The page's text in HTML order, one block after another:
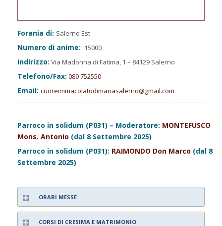
Forania di: Salerno Est
Numero di anime: 15000
Indirizzo: Via Madonna di Fatima, 1 – 84129 Salerno
Telefono/Fax: 089 752550
Email: cuoreimmacolatodimariasalerno@gmail.com
Parroco in solidum (P031) – Moderatore: MONTEFUSCO
Mons. Antonio (dal 8 Settembre 2025)
Parroco in solidum (P031): RAIMONDO Don Marco (dal 8
Settembre 2025)
ORARI MESSE
CORSI DI CRESIMA E MATRIMONIO